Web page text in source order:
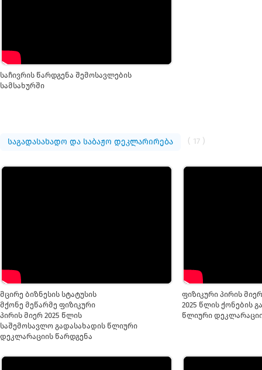
საჩივრის წარდგენა შემოსავლების
სამსახურში
საგადასახადო და საბაჟო დეკლარირება ( 17 )
მცირე ბიზნესის სტატუსის
მქონე მეწარმე ფიზიკური
პირის მიერ 2025 წლის
საშემოსავლო გადასახადის წლიური
დეკლარაციის წარდგენა
ფიზიკური პირის მიერ
2025 წლის ქონების
წლიური